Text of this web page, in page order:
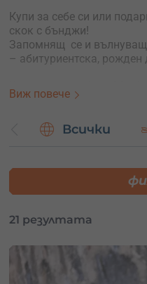
Купи за себе си или
скок с бънджи!
Запомнящ се и вълнуващ
– абитуриентска, рожден
ела на моста!
Купуваш за подарък
?
остави получателя сам
Колебаеш се за
избор и остави
Може ли да дойда с
Виж повече
Всички
21 резултата